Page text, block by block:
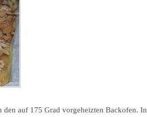
auf 175 Grad vorgeheizten Backofen. In